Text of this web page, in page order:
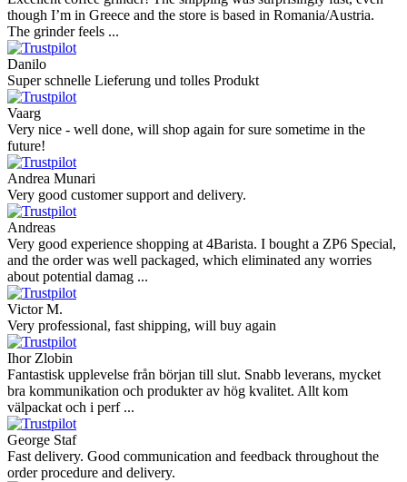
though I’m in Greece and the store is based in Romania/Austria.
The grinder feels ...
Danilo
Super schnelle Lieferung und tolles Produkt
Vaarg
Very nice - well done, will shop again for sure sometime in the
future!
Andrea Munari
Very good customer support and delivery.
Andreas
Very good experience shopping at 4Barista. I bought a ZP6 Special,
and the order was well packaged, which eliminated any worries
about potential damag ...
Victor M.
Very professional, fast shipping, will buy again
Ihor Zlobin
Fantastisk upplevelse från början till slut. Snabb leverans, mycket
bra kommunikation och produkter av hög kvalitet. Allt kom
välpackat och i perf ...
George Staf
Fast delivery. Good communication and feedback throughout the
order procedure and delivery.